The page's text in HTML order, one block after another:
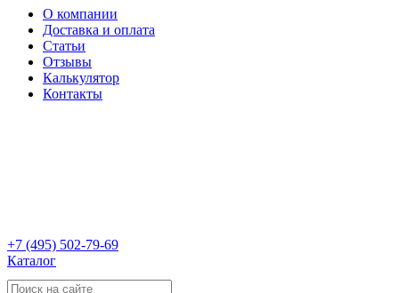
О компании
Доставка и оплата
Статьи
Отзывы
Калькулятор
Контакты
+7 (495) 502-79-69
Каталог